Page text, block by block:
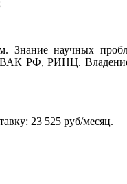
Знание научных
ВАК РФ, РИНЦ.
23 525 руб/месяц.